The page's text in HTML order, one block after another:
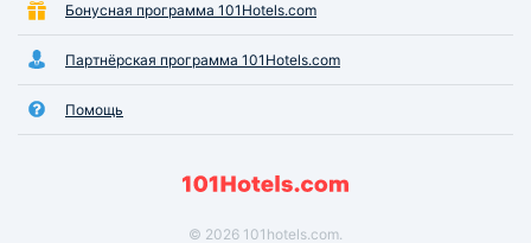
Бонусная программа 101Hotels.com
Партнёрская программа 101Hotels.com
Помощь
© 2026 101hotels.com.